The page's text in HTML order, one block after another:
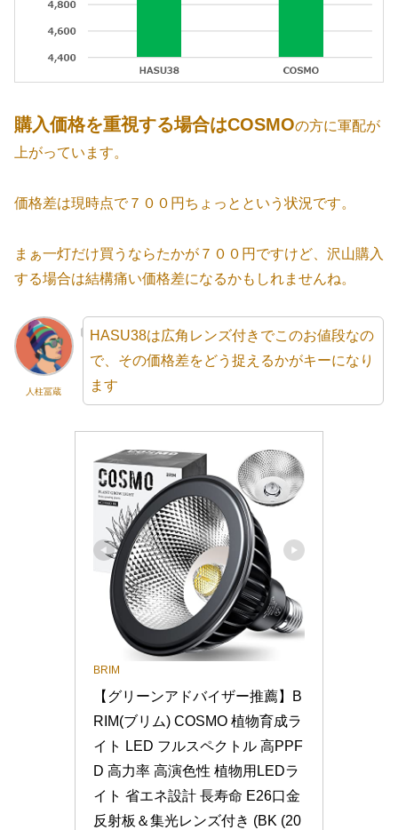
購入価格を重視する場合はCOSMOの方に軍配が
上がっています。
価格差は現時点で７００円ちょっとという状況です。
まぁ一灯だけ買うならたかが７００円ですけど、沢山購入
する場合は結構痛い価格差になるかもしれませんね。
人柱冨蔵
HASU38は広角レンズ付きでこのお値段なの
で、その価格差をどう捉えるかがキーになり
ます
BRIM
【グリーンアドバイザー推薦】B
RIM(ブリム) COSMO 植物育成ラ
イト LED フルスペクトル 高PPF
D 高力率 高演色性 植物用LEDラ
イト 省エネ設計 長寿命 E26口金
反射板＆集光レンズ付き (BK (20